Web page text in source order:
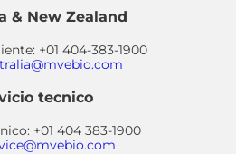
& New Zealand
+01 404-383-1900
tecnico
+01 404 383-1900